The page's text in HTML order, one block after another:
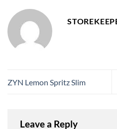
ZYN Lemon Spritz Slim
Leave a Reply